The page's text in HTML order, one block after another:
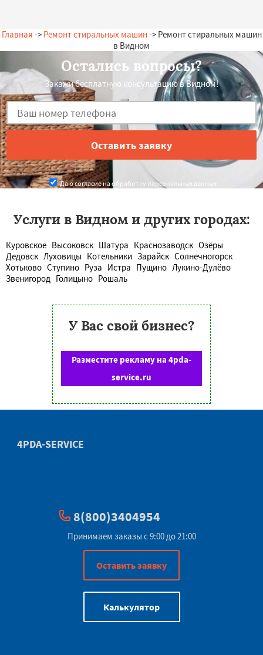
Главная -> Ремонт стиральных машин-> Ремонт стиральных машин
в Видном
Остались вопросы?
Закажи бесплатную консультацию в Видном!
Даю согласие на обработку персональных данных
Услуги в Видном и других городах:
Куровское Высоковск Шатура Краснозаводск Озёры
Дедовск Луховицы Котельники Зарайск Солнечногорск
Хотьково Ступино Руза Истра Пущино Лукино-Дулёво
Звенигород Голицыно Рошаль
У Вас свой бизнес?
Разместите рекламу на 4pda-
service.ru
4PDA-SERVICE
8(800)3404954
Принимаем заказы с 9:00 до 21:00
Оставить заявку
Калькулятор